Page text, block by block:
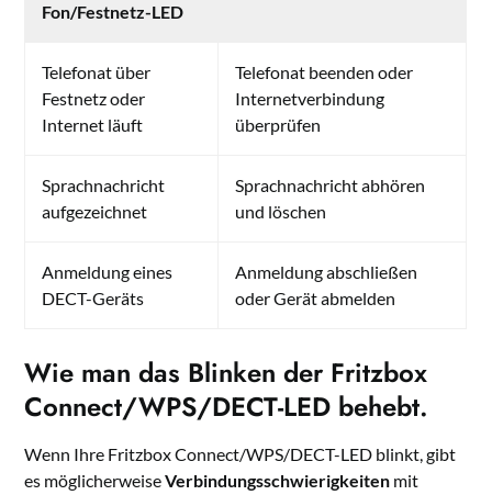
Fon/Festnetz-LED
Telefonat über
Festnetz oder
Internet läuft
Telefonat beenden oder
Internetverbindung
überprüfen
Sprachnachricht
aufgezeichnet
Sprachnachricht abhören
und löschen
Anmeldung eines
DECT-Geräts
Anmeldung abschließen
oder Gerät abmelden
Wie man das Blinken der Fritzbox
Connect/WPS/DECT-LED behebt.
Wenn Ihre Fritzbox Connect/WPS/DECT-LED blinkt, gibt
es möglicherweiseVerbindungsschwierigkeiten mit